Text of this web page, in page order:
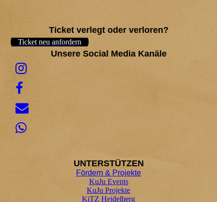
Ticket verlegt oder verloren?
Ticket neu anfordern
Unsere Social Media Kanäle
UNTERSTÜTZEN
Fördern & Projekte
KuJu Events
KuJu Projekte
KiTZ Heidelberg